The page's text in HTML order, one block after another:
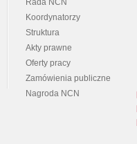
Rada NCN
Koordynatorzy
Struktura
Akty prawne
Oferty pracy
Zamówienia publiczne
Nagroda NCN